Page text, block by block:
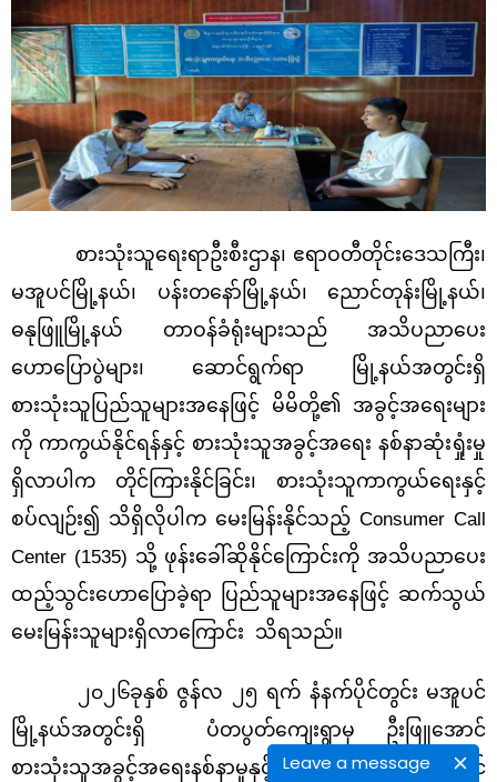
Leave a message
စားသုံးသူရေးရာဦးစီးဌာန၊ ဧရာဝတီတိုင်းဒေသကြီး၊
မအူပင်မြို့နယ်၊ ပန်းတနော်မြို့နယ်၊ ညောင်တုန်းမြို့နယ်၊
ဓနုဖြူမြို့နယ် တာဝန်ခံရုံးများသည် အသိပညာပေး
ဟောပြောပွဲများ၊ ဆောင်ရွက်ရာ မြို့နယ်အတွင်းရှိ
စားသုံးသူပြည်သူများအနေဖြင့် မိမိတို့၏ အခွင့်အရေးများ
ကို ကာကွယ်နိုင်ရန်နှင့် စားသုံးသူအခွင့်အရေး နစ်နာဆုံးရှုံးမှု
ရှိလာပါက တိုင်ကြားနိုင်ခြင်း၊ စားသုံးသူကာကွယ်ရေးနှင့်
စပ်လျဉ်း၍ သိရှိလိုပါက မေးမြန်းနိုင်သည့် Consumer Call
Center (1535) သို့ ဖုန်းခေါ်ဆိုနိုင်ကြောင်းကို အသိပညာပေး
ထည့်သွင်းဟောပြောခဲ့ရာ ပြည်သူများအနေဖြင့် ဆက်သွယ်
မေးမြန်းသူများရှိလာကြောင်း သိရသည်။
၂၀၂၆ခုနှစ် ဇွန်လ ၂၅ ရက် နံနက်ပိုင်တွင်း မအူပင်
မြို့နယ်အတွင်းရှိ ပံတပွတ်ကျေးရွာမှ ဦးဖြူအောင်
စားသုံးသူအခွင့်အရေးနစ်နာမှုနှင့် စပ်လျဉ်း၍ တိုင်ကြားနိုင်